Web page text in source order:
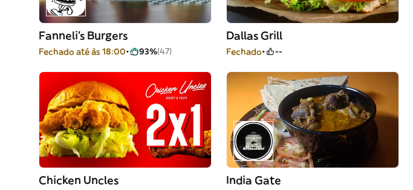
Fanneli's Burgers
Fechado até às 18:00 93%(47)
Dallas Grill
Fechado --
Chicken Uncles India Gate